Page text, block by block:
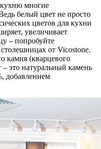
многие
белый цвет не просто
цветов для кухни
увеличивает
– попробуйте
от Vicostone.
камня (кварцевого
– это натуральный камень
добавлением